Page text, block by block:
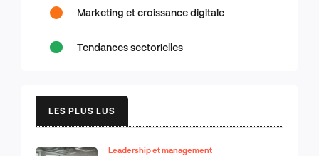
Marketing et croissance digitale
Tendances sectorielles
LES PLUS LUS
Leadership et management